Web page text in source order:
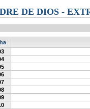
DE DIOS -